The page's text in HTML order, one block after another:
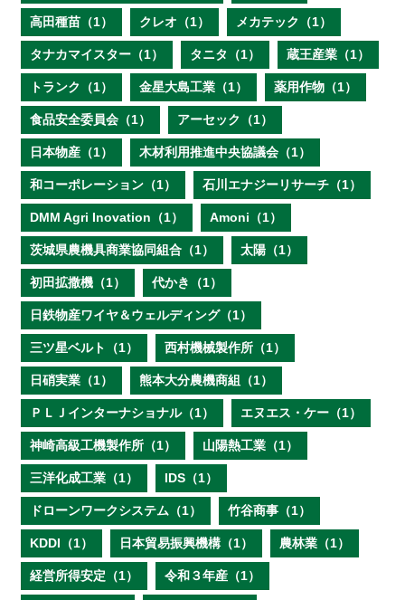
高田種苗（1） クレオ（1） メカテック（1）
タナカマイスター（1） タニタ（1） 蔵王産業（1）
トランク（1） 金星大島工業（1） 薬用作物（1）
食品安全委員会（1） アーセック（1）
日本物産（1） 木材利用推進中央協議会（1）
和コーポレーション（1） 石川エナジーリサーチ（1）
DMM Agri Inovation（1） Amoni（1）
茨城県農機具商業協同組合（1） 太陽（1）
初田拡撒機（1） 代かき（1）
日鉄物産ワイヤ＆ウェルディング（1）
三ツ星ベルト（1） 西村機械製作所（1）
日硝実業（1） 熊本大分農機商組（1）
ＰＬＪインターナショナル（1） エヌエス・ケー（1）
神崎高級工機製作所（1） 山陽熱工業（1）
三洋化成工業（1） IDS（1）
ドローンワークシステム（1） 竹谷商事（1）
KDDI（1） 日本貿易振興機構（1） 農林業（1）
経営所得安定（1） 令和３年産（1）